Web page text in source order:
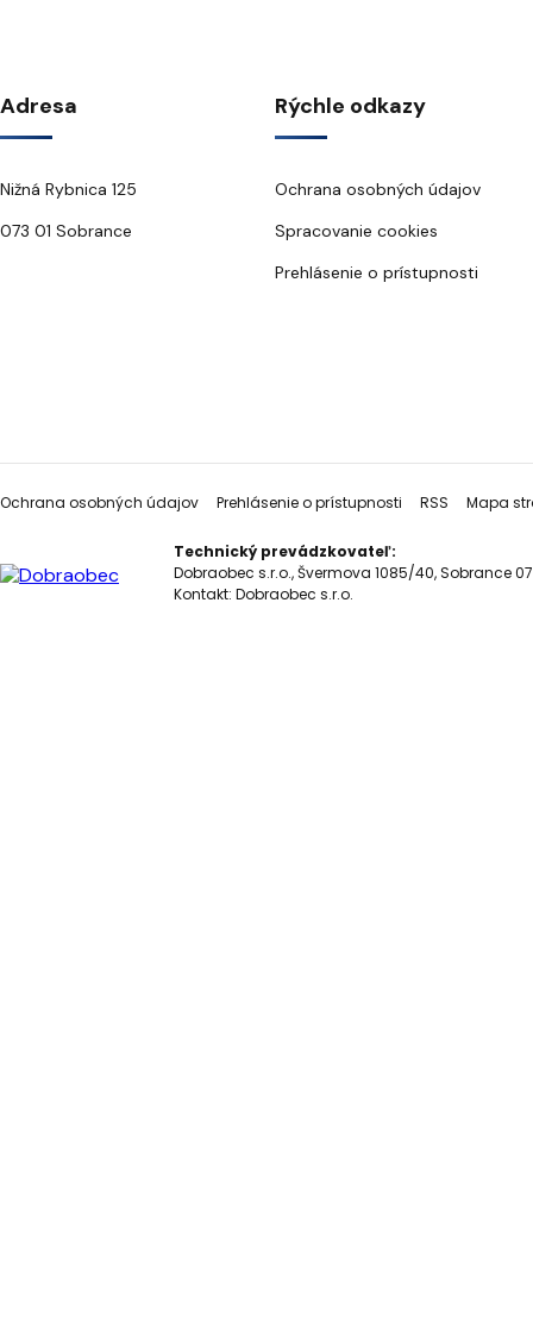
Adresa
Nižná Rybnica 125
073 01 Sobrance
Rýchle odkazy
Ochrana osobných údajov
Spracovanie cookies
Prehlásenie o prístupnosti
Ochrana osobných údajov Prehlásenie o prístupnosti RSS Mapa
Technický prevádzkovateľ:
Dobraobec s.r.o., Švermova 1085/40, Sobrance
Kontakt: Dobraobec s.r.o.